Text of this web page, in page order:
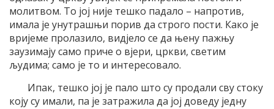
молитвом. То јој није тешко падало – напротив,
имала је унутрашњи порив да строго пости. Како је
вријеме пролазило, видјело се да њену пажњу
заузимају само приче о вјери, цркви, светим
људима; само је то и интересовало.
Ипак, тешко јој је пало што су продали сву стоку
коју су имали, па је затражила да јој доведу једну